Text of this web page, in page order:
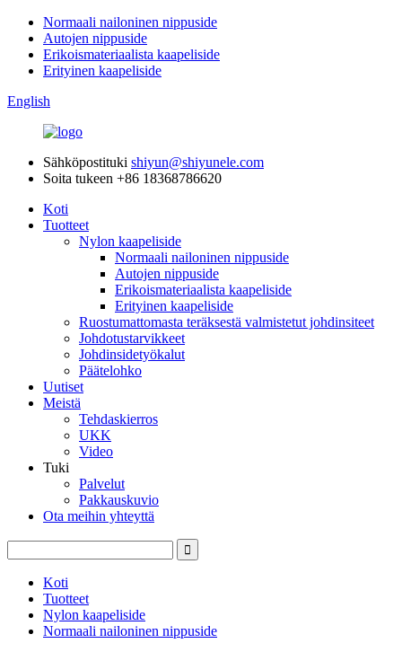
Normaali nailoninen nippuside
Autojen nippuside
Erikoismateriaalista kaapeliside
Erityinen kaapeliside
English
Sähköpostituki shiyun@shiyunele.com
Soita tukeen +86 18368786620
Koti
Tuotteet
Nylon kaapeliside
Normaali nailoninen nippuside
Autojen nippuside
Erikoismateriaalista kaapeliside
Erityinen kaapeliside
Ruostumattomasta teräksestä valmistetut johdinsiteet
Johdotustarvikkeet
Johdinsidetyökalut
Päätelohko
Uutiset
Meistä
Tehdaskierros
UKK
Video
Tuki
Palvelut
Pakkauskuvio
Ota meihin yhteyttä
Koti
Tuotteet
Nylon kaapeliside
Normaali nailoninen nippuside